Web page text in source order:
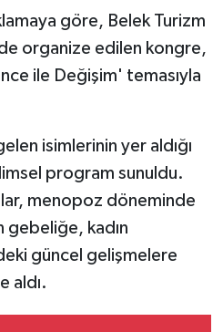
göre, Belek Turizm
organize edilen kongre,
ile Değişim' temasıyla
isimlerinin yer aldığı
program sunuldu.
menopoz döneminde
kadın
güncel gelişmelere
aldı.